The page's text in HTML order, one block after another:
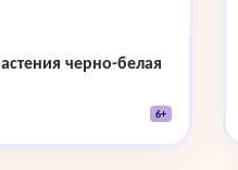
черно-белая
6+